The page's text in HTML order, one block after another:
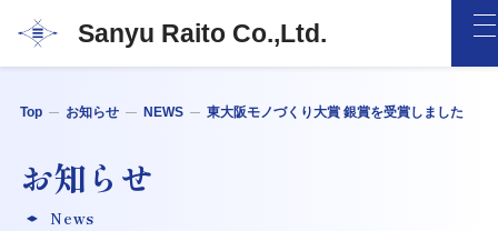
Sanyu Raito Co.,Ltd.
Top お知らせ NEWS 東大阪モノづくり大賞 銀賞を受賞しました
お知らせ
News